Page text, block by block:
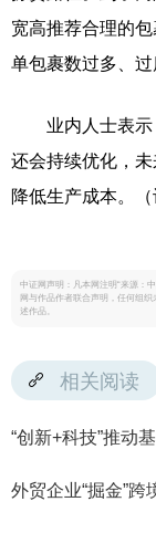
宽高推荐合理的
单包裹数过多、过
业内人士表示，
还会持续优化，
降低生产成本。（
中证网声明：凡本网注明“来源：
网与作品作者联合声明，任何组
述作品。
相关阅读
“创新+科技”推动
外贸企业“掘金”跨